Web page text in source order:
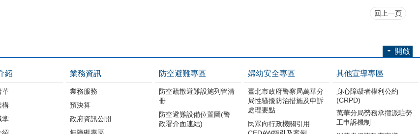
回上一頁
開啟
紹
革
構
掌
業務資訊
業務服務
預決算
政府資訊公開
防空避難專區
防空疏散避難設施列管清
冊
防空避難設備位置圖(警
政署介面連結)
婦幼安全專區
臺北市政府警察局萬華分
局性騷擾防治措施及申訴
處理要點
民眾向行政機關引用
其他宣導專區
身心障礙者權利公約
(CRPD)
萬華分局勞務承攬派駐勞
工申訴機制